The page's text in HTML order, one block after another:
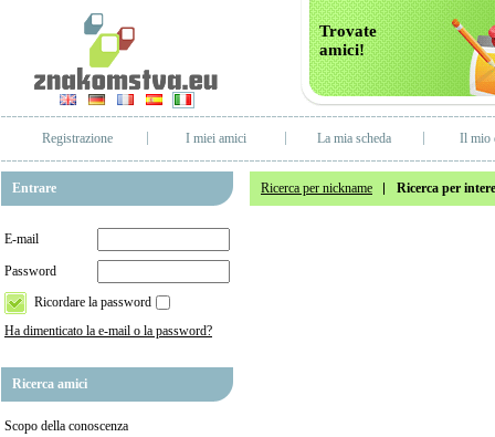
Trovate
amici!
Registrazione I miei amici La mia scheda Il mio
Entrare
E-mail
Password
Ricordare la password
Ha dimenticato la e-mail o la password?
Ricerca amici
Scopo della conoscenza
Ricerca per nickname Ricerca per